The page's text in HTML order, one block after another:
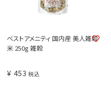
ベストアメニティ 国内産 美人雑穀
米 250g 雑穀
¥ 453 税込